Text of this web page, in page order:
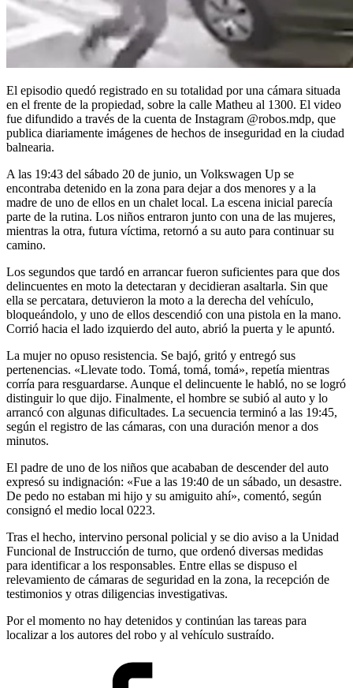
El episodio quedó registrado en su totalidad por una cámara situada
en el frente de la propiedad, sobre la calle Matheu al 1300. El video
fue difundido a través de la cuenta de Instagram @robos.mdp, que
publica diariamente imágenes de hechos de inseguridad en la ciudad
balnearia.
A las 19:43 del sábado 20 de junio, un Volkswagen Up se
encontraba detenido en la zona para dejar a dos menores y a la
madre de uno de ellos en un chalet local. La escena inicial parecía
parte de la rutina. Los niños entraron junto con una de las mujeres,
mientras la otra, futura víctima, retornó a su auto para continuar su
camino.
Los segundos que tardó en arrancar fueron suficientes para que dos
delincuentes en moto la detectaran y decidieran asaltarla. Sin que
ella se percatara, detuvieron la moto a la derecha del vehículo,
bloqueándolo, y uno de ellos descendió con una pistola en la mano.
Corrió hacia el lado izquierdo del auto, abrió la puerta y le apuntó.
La mujer no opuso resistencia. Se bajó, gritó y entregó sus
pertenencias. «Llevate todo. Tomá, tomá, tomá», repetía mientras
corría para resguardarse. Aunque el delincuente le habló, no se logró
distinguir lo que dijo. Finalmente, el hombre se subió al auto y lo
arrancó con algunas dificultades. La secuencia terminó a las 19:45,
según el registro de las cámaras, con una duración menor a dos
minutos.
El padre de uno de los niños que acababan de descender del auto
expresó su indignación: «Fue a las 19:40 de un sábado, un desastre.
De pedo no estaban mi hijo y su amiguito ahí», comentó, según
consignó el medio local 0223.
Tras el hecho, intervino personal policial y se dio aviso a la Unidad
Funcional de Instrucción de turno, que ordenó diversas medidas
para identificar a los responsables. Entre ellas se dispuso el
relevamiento de cámaras de seguridad en la zona, la recepción de
testimonios y otras diligencias investigativas.
Por el momento no hay detenidos y continúan las tareas para
localizar a los autores del robo y al vehículo sustraído.